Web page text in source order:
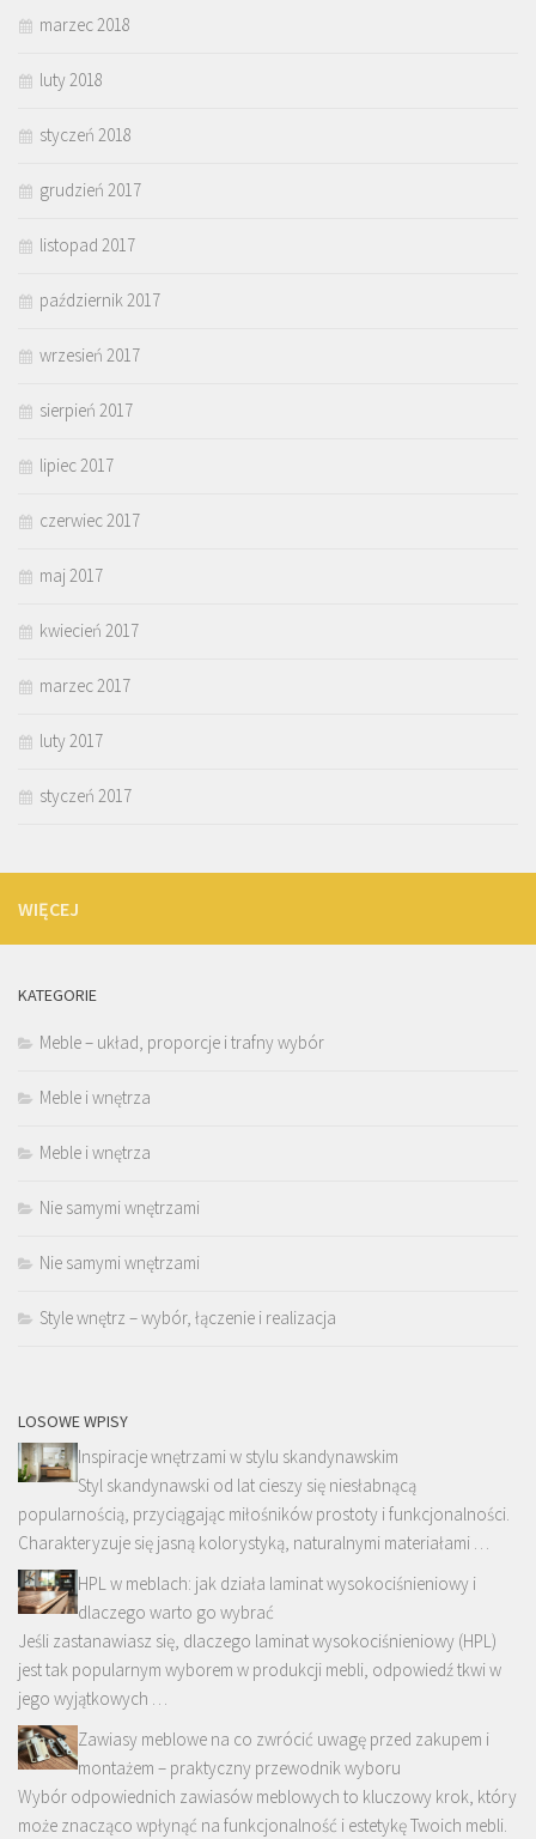
marzec 2018
luty 2018
styczeń 2018
grudzień 2017
listopad 2017
październik 2017
wrzesień 2017
sierpień 2017
lipiec 2017
czerwiec 2017
maj 2017
kwiecień 2017
marzec 2017
luty 2017
styczeń 2017
WIĘCEJ
KATEGORIE
Meble – układ, proporcje i trafny wybór
Meble i wnętrza
Meble i wnętrza
Nie samymi wnętrzami
Nie samymi wnętrzami
Style wnętrz – wybór, łączenie i realizacja
LOSOWE WPISY
Inspiracje wnętrzami w stylu skandynawskim
Styl skandynawski od lat cieszy się niesłabnącą
popularnością, przyciągając miłośników prostoty i funkcjonalności.
Charakteryzuje się jasną kolorystyką, naturalnymi materiałami …
HPL w meblach: jak działa laminat wysokociśnieniowy i
dlaczego warto go wybrać
Jeśli zastanawiasz się, dlaczego laminat wysokociśnieniowy (HPL)
jest tak popularnym wyborem w produkcji mebli, odpowiedź tkwi w
jego wyjątkowych …
Zawiasy meblowe na co zwrócić uwagę przed zakupem i
montażem – praktyczny przewodnik wyboru
Wybór odpowiednich zawiasów meblowych to kluczowy krok, który
może znacząco wpłynąć na funkcjonalność i estetykę Twoich mebli.